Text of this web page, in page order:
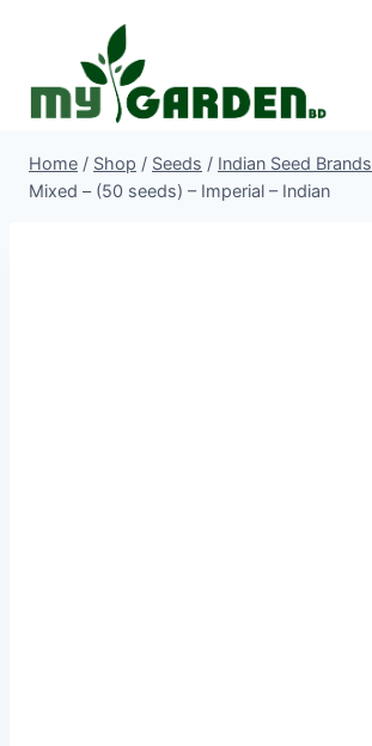
Home / Shop / Seeds / Indian Seed Brands
Mixed – (50 seeds) – Imperial – Indian